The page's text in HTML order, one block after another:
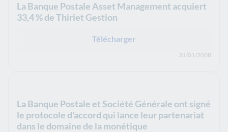
La Banque Postale Asset Management acquiert
33,4 % de Thiriet Gestion
Télécharger
31/01/2008
La Banque Postale et Société Générale ont signé
le protocole d'accord qui lance leur partenariat
dans le domaine de la monétique